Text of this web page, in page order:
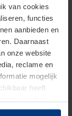
van cookies
functies
aanbieden en
Daarnaast
onze website
reclame en
mogelijk
heeft
met slimme
of
en de